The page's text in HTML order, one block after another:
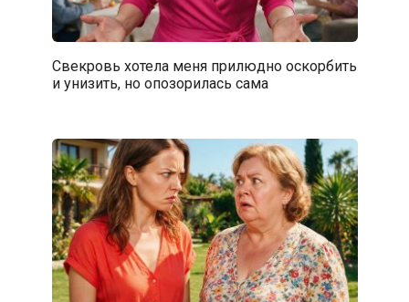
Свекровь хотела меня прилюдно оскорбить
и унизить, но опозорилась сама